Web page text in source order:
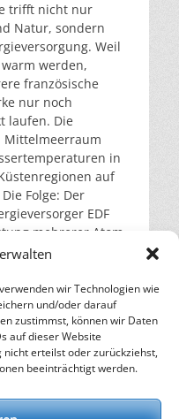
wir Technologien wie
und/oder darauf
zustimmst, können wir Daten
auf dieser Website
erteilst oder zurückziehst,
beeinträchtigt werden.
trifft nicht nur
Natur, sondern
Weil
werden,
französische
nur noch
laufen. Die
Mittelmeerraum
in
auf
Folge: Der
EDF
mehrerer Atom-
Das